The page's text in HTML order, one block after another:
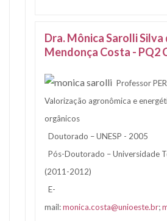
Dra. Mônica Sarolli Silva
Mendonça Costa - PQ2
Professor
Valorização agronômica e
orgânicos
Doutorado – UNESP - 2005
Pós-Doutorado – Universidade
(2011-2012)
E-
mail:monica.costa@unioeste.br;